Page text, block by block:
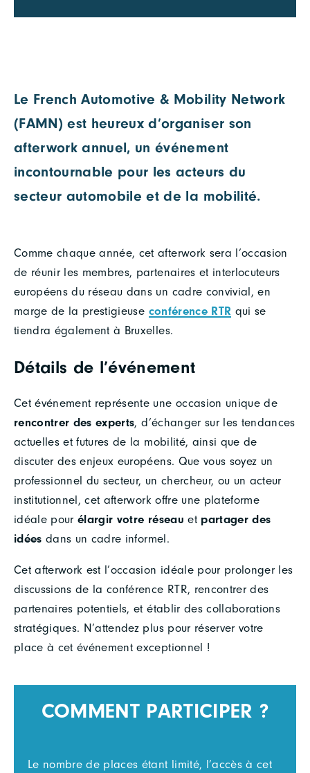
Le French Automotive & Mobility Network
(FAMN) est heureux d’organiser son
afterwork annuel, un événement
incontournable pour les acteurs du
secteur automobile et de la mobilité.
Comme chaque année, cet afterwork sera l’occasion
de réunir les membres, partenaires et interlocuteurs
européens du réseau dans un cadre convivial, en
marge de la prestigieuse conférence RTR qui se
tiendra également à Bruxelles.
Détails de l’événement
Cet événement représente une occasion unique de
rencontrer des experts, d’échanger sur les tendances
actuelles et futures de la mobilité, ainsi que de
discuter des enjeux européens. Que vous soyez un
professionnel du secteur, un chercheur, ou un acteur
institutionnel, cet afterwork offre une plateforme
idéale pourélargir votre réseau et partager des
idées dans un cadre informel.
Cet afterwork est l’occasion idéale pour prolonger les
discussions de la conférence RTR, rencontrer des
partenaires potentiels, et établir des collaborations
stratégiques. N’attendez plus pour réserver votre
place à cet événement exceptionnel !
COMMENT PARTICIPER ?
Le nombre de places étant limité, l’accès à cet